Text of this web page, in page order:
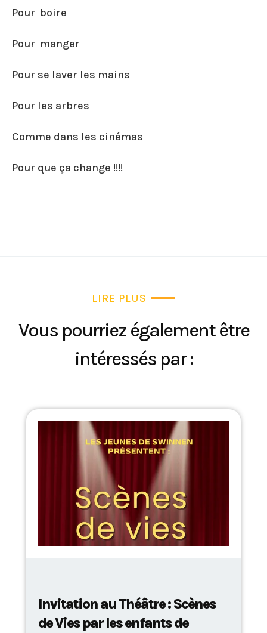
Pour boire
Pour manger
Pour se laver les mains
Pour les arbres
Comme dans les cinémas
Pour que ça change !!!!
LIRE PLUS
Vous pourriez également être
intéressés par :
Invitation au Théâtre : Scènes
de Vies par les enfants de